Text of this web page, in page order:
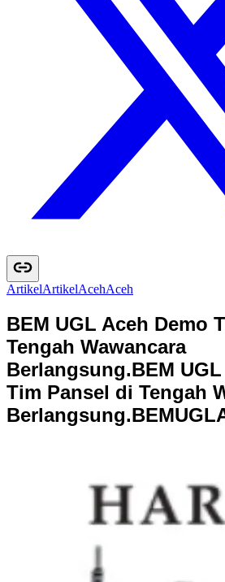
ArtikelArtikelAcehAceh
BEM UGL Aceh Demo
Tengah Wawancara
Berlangsung.BEM
Tim Pansel di Tengah
Berlangsung.BEMUGL